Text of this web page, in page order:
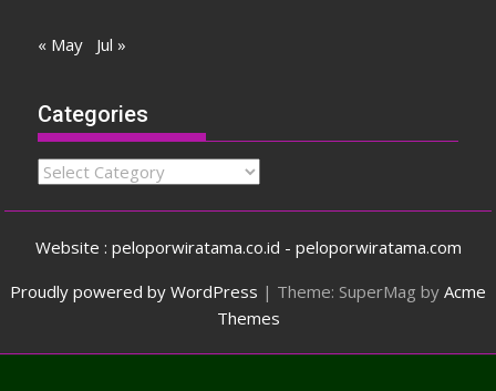
« May Jul »
Categories
Categories
Website : peloporwiratama.co.id - peloporwiratama.com
Proudly powered by WordPress | Theme: SuperMag by Acme
Themes